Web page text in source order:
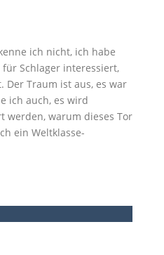
ich nicht, ich habe
Schlager interessiert,
Traum ist aus, es war
ich auch, es wird
werden, warum dieses Tor
ein Weltklasse-